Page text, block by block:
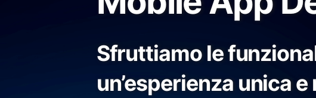
Sfruttiamo le
un’esperienza unica